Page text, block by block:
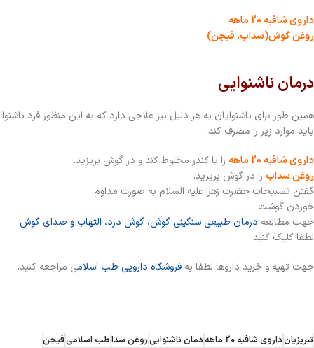
داروی شافیه 20 ماهه
روغن گوش(سداب، فیجن)
درمان ناشنوایی
همین طور برای ناشنوایان به هر دلیل نیز علاجی دارد که به این منظور فرد ناشنوا
باید موارد زیر را مصرف کند:
داروی شافیه 20 ماهه
را با کندر مخلوط کند و در گوش بریزید.
روغن سداب را در گوش بریزید.
گفتن تسبیحات حضرت زهرا علیه السلام به صورت مداوم
خوردن گوشت
جهت مطالعه درمان طبیعی سنگینی گوش، گوش درد، التهاب و صدای گوش
لطفا کلیک کنید.
جهت تهیه و خرید داروها لطفا به فروشگاه دارویی طب اسلامی مراجعه کنید.
تبریزیانداروی شافیه 20 ماهه دمان ناشنواییروغن سداطب اسلامیفیجن